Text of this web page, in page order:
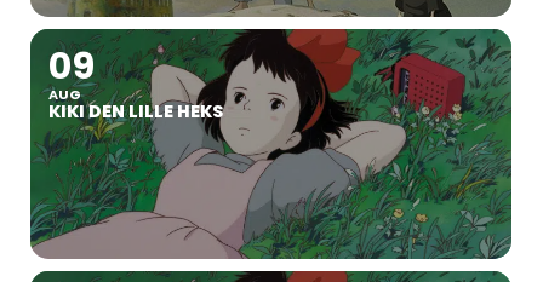
09
AUG
KIKI DEN LILLE HEKS